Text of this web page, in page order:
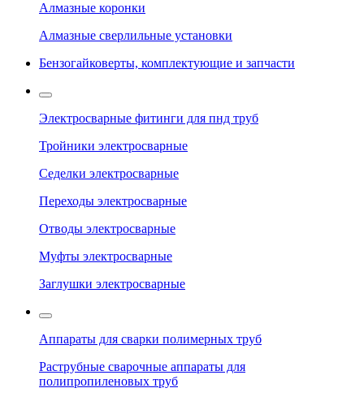
Алмазные коронки
Алмазные сверлильные установки
Бензогайковерты, комплектующие и запчасти
Электросварные фитинги для пнд труб
Тройники электросварные
Седелки электросварные
Переходы электросварные
Отводы электросварные
Муфты электросварные
Заглушки электросварные
Аппараты для сварки полимерных труб
Раструбные сварочные аппараты для
полипропиленовых труб